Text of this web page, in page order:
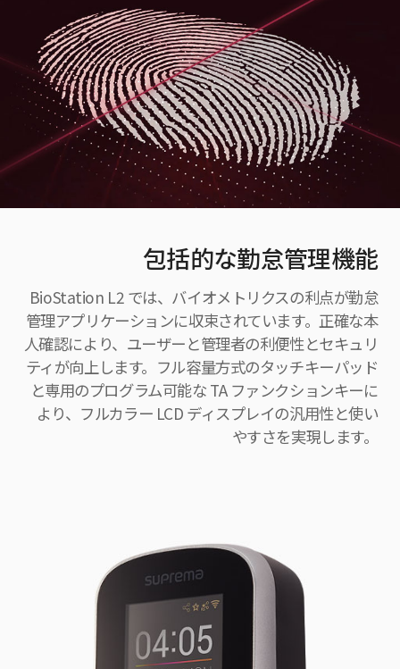
包括的な勤怠管理機能
BioStation L2 では、バイオメトリクスの利点が勤怠
管理アプリケーションに収束されています。正確な本
人確認により、ユーザーと管理者の利便性とセキュリ
ティが向上します。フル容量方式のタッチキーパッド
と専用のプログラム可能な TA ファンクションキーに
より、フルカラー LCD ディスプレイの汎用性と使い
やすさを実現します。